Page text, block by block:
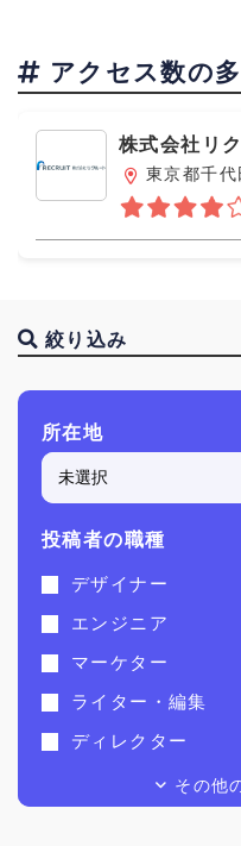
アクセス数の
株式会社リ
東京都千代
絞り込み
所在地
投稿者の職種
デザイナー
エンジニア
マーケター
ライター・編集
ディレクター
その他